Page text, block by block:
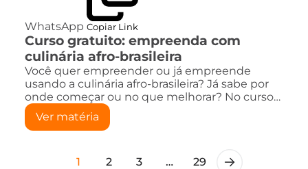
WhatsApp Copiar Link
Curso gratuito: empreenda com
culinária afro-brasileira
Você quer empreender ou já empreende
usando a culinária afro-brasileira? Já sabe por
onde começar ou no que melhorar? No curso…
Ver matéria
1 2 3 … 29